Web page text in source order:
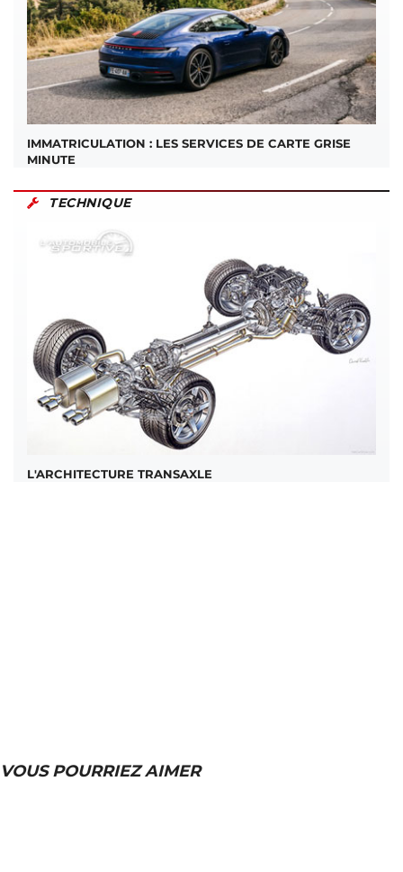
IMMATRICULATION : LES SERVICES DE CARTE GRISE
MINUTE
TECHNIQUE
L'ARCHITECTURE TRANSAXLE
VOUS POURRIEZ AIMER